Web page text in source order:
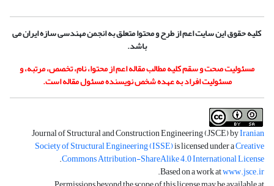
کلیه حقوق این سایت اعم از طرح و محتوا متعلق به انجمن مهندسی سازه ایران می
باشد.
مسئولیت صحت و سقم کلیه مطالب مقاله اعم از محتوا، نام، تخصص، مرتبه، و
مسئولیت افراد به عهده شخص نویسنده مسئول مقاله است.
Journal of Structural and Construction Engineering (JSCE) byIranian
Society of Structural Engineering (ISSE)is licensed under aCreative
Commons Attribution-ShareAlike 4.0 International License
.
Based on a work atwww.jsce.ir
.